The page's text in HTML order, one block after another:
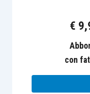
Conservare gli
pochissima
processo di
intatte le
€
con